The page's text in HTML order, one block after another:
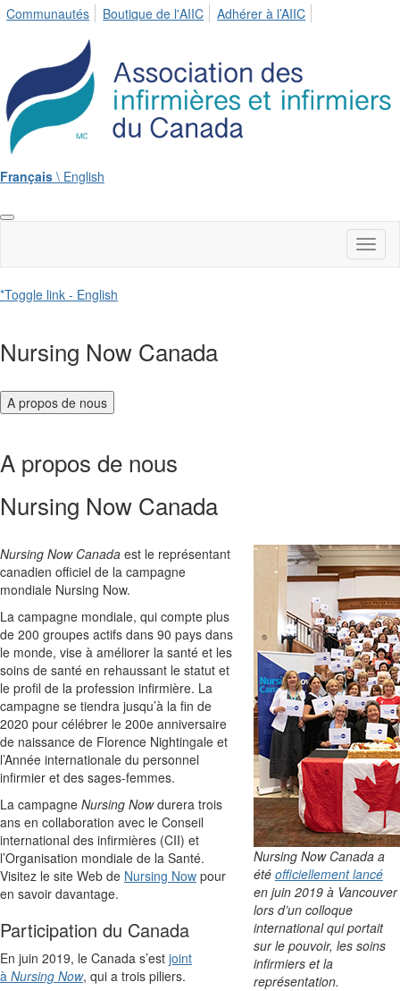
Communautés
Boutique de l'AIIC Adhérer à l’AIIC
Français \ English
*Toggle link - English
Nursing Now Canada
A propos de nous
A propos de nous
Nursing Now Canada
Nursing Now Canada a
été officiellement lancé
en juin 2019 à Vancouver
lors d’un colloque
international qui portait
sur le pouvoir, les soins
infirmiers et la
représentation.
Nursing Now Canada est le représentant
canadien officiel de la campagne
mondiale Nursing Now.
La campagne mondiale, qui compte plus
de 200 groupes actifs dans 90 pays dans
le monde, vise à améliorer la santé et les
soins de santé en rehaussant le statut et
le profil de la profession infirmière. La
campagne se tiendra jusqu’à la fin de
2020 pour célébrer le 200e anniversaire
de naissance de Florence Nightingale et
l’Année internationale du personnel
infirmier et des sages-femmes.
La campagne Nursing Now durera trois
ans en collaboration avec le Conseil
international des infirmières (CII) et
l’Organisation mondiale de la Santé.
Visitez le site Web de Nursing Now pour
en savoir davantage.
Participation du Canada
En juin 2019, le Canada s’est joint
à Nursing Now, qui a trois piliers.